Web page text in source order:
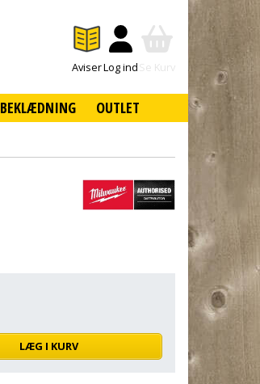
BEKLÆDNING OUTLET
AviserLog indSe Kurv
LÆG I KURV